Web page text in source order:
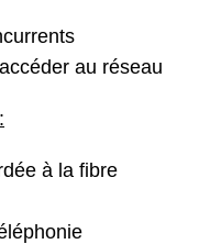
au réseau
à la fibre